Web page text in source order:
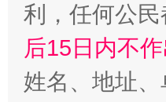
网上购药对药下
利，任何公
后15日内不
姓名、地址